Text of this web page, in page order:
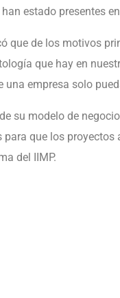
estado presentes
que de los motivos
que hay en
una empresa solo
su modelo de
que los
del IIMP.